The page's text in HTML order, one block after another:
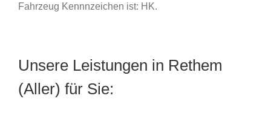
Fahrzeug Kennnzeichen ist: HK.
Unsere Leistungen in Rethem
(Aller) für Sie: